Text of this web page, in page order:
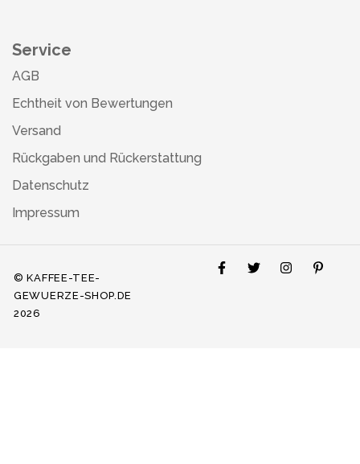
Service
AGB
Echtheit von Bewertungen
Versand
Rückgaben und Rückerstattung
Datenschutz
Impressum
© KAFFEE-TEE-
GEWUERZE-SHOP.DE
2026